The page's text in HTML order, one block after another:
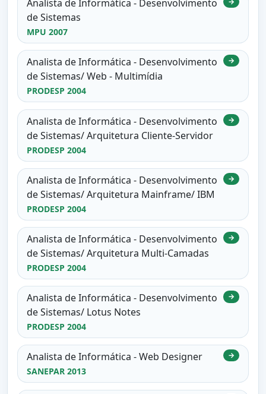
Analista de Informática - Desenvolvimento
de Sistemas
MPU 2007
Analista de Informática - Desenvolvimento
de Sistemas/ Web - Multimídia
PRODESP 2004
→
Analista de Informática - Desenvolvimento
de Sistemas/ Arquitetura Cliente-Servidor
PRODESP 2004
→
Analista de Informática - Desenvolvimento
de Sistemas/ Arquitetura Mainframe/ IBM
PRODESP 2004
→
Analista de Informática - Desenvolvimento
de Sistemas/ Arquitetura Multi-Camadas
PRODESP 2004
→
Analista de Informática - Desenvolvimento
de Sistemas/ Lotus Notes
PRODESP 2004
→
Analista de Informática - Web Designer
SANEPAR 2013
→